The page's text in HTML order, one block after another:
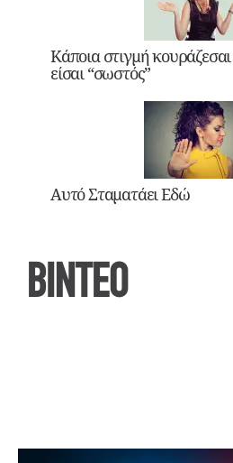
Κάποια στιγμή
είσαι “σωστός”
Αυτό Σταματάει Εδώ
ΒΙΝΤΕΟ